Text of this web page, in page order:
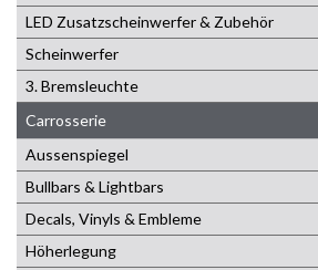
LED Zusatzscheinwerfer & Zubehör
Scheinwerfer
3. Bremsleuchte
Carrosserie
Aussenspiegel
Bullbars & Lightbars
Decals, Vinyls & Embleme
Höherlegung